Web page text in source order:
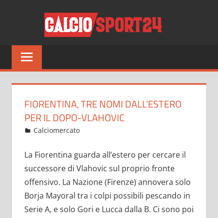
Tutto
sul
del
solo
FIORENTINA, TRE NOMI DALL’ESTERO
PER IL DOPO-VLAHOVIC
Novembre 1, 2021
admin
Calciomercato
La Fiorentina guarda all’estero per cercare il
successore di Vlahovic sul proprio fronte
offensivo. La Nazione (Firenze) annovera solo
Borja Mayoral tra i colpi possibili pescando in
Serie A, e solo Gori e Lucca dalla B. Ci sono poi